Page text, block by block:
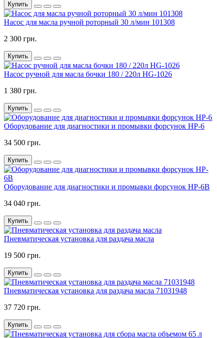
Купить
Насос для масла ручной роторный 30 л/мин 101308
2 300 грн.
Купить
Насос ручной для масла бочки 180 / 220л HG-1026
1 380 грн.
Купить
Оборудование для диагностики и промывки форсунок HP-6
34 500 грн.
Купить
Оборудование для диагностики и промывки форсунок HP-6B
34 040 грн.
Купить
Пневматическая установка для раздача масла
19 500 грн.
Купить
Пневматическая установка для раздача масла 71031948
37 720 грн.
Купить